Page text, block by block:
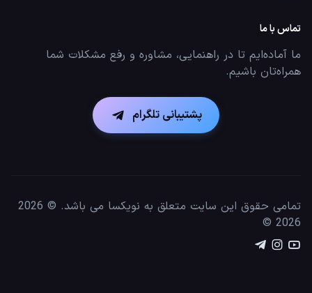
تماس با ما
ما آماده‌ایم تا در راهنمایی، مشاوره و رفع مشکلات شما
همراه‌تان باشیم.
پشتیبانی تلگرام
تمامی حقوق این سایت متعلق به نویکسا می باشد. © 2026
2026
©